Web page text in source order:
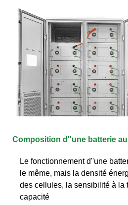
Composition d''une batterie
Le fonctionnement d''une
le même, mais la densité
des cellules, la sensibilité à la
capacité